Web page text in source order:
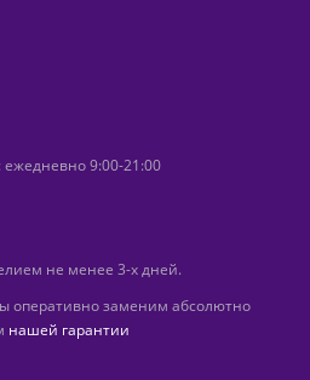
9:00-21:00
не менее 3-х дней.
оперативно заменим абсолютно
нашей гарантии